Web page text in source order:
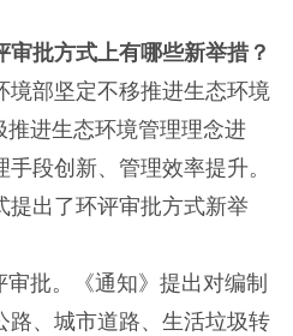
审批方式上有哪些新举措？
境部坚定不移推进生态环境
推进生态环境管理理念进
段创新、管理效率提升。
提出了环评审批方式新举
批。《通知》提出对编制
路、城市道路、生活垃圾转